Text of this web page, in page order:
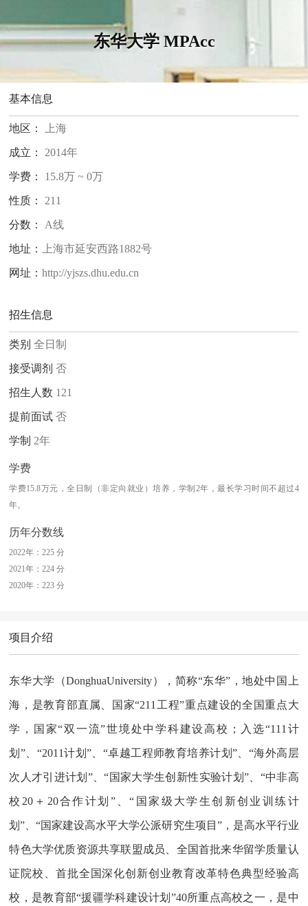
东华大学 MPAcc
基本信息
地区： 上海
成立： 2014年
学费： 15.8万 ~ 0万
性质： 211
分数： A线
地址： 上海市延安西路1882号
网址：http://yjszs.dhu.edu.cn
招生信息
类别 全日制
接受调剂 否
招生人数 121
提前面试 否
学制 2年
学费
学费15.8万元，全日制（非定向就业）培养，学制2年，最长学习时间不超过4
年。
历年分数线
2022年：225 分
2021年：224 分
2020年：223 分
项目介绍
东华大学（DonghuaUniversity），简称“东华”，地处中国上
海，是教育部直属、国家“211工程”重点建设的全国重点大
学，国家“双一流”世境处中学科建设高校；入选“111计
划”、“2011计划”、“卓越工程师教育培养计划”、“海外高层
次人才引进计划”、“国家大学生创新性实验计划”、“中非高
校20＋20合作计划”、“国家级大学生创新创业训练计
划”、“国家建设高水平大学公派研究生项目”，是高水平行业
特色大学优质资源共享联盟成员、全国首批来华留学质量认
证院校、首批全国深化创新创业教育改革特色典型经验高
校，是教育部“援疆学科建设计划”40所重点高校之一，是中